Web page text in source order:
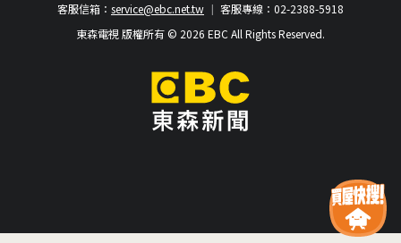
客服專線：02-2388-5918
客服信箱： service@ebc.net.tw
東森電視 版權所有 © 2026 EBC All Rights Reserved.